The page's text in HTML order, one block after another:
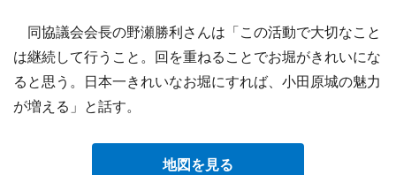
同協議会会長の野瀬勝利さんは「この活動で大切なこと
は継続して行うこと。回を重ねることでお堀がきれいにな
ると思う。日本一きれいなお堀にすれば、小田原城の魅力
が増える」と話す。
地図を見る